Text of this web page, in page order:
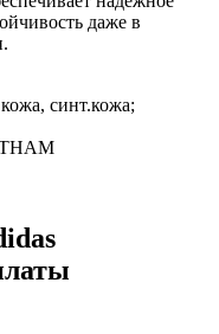
даже в
синт.кожа;